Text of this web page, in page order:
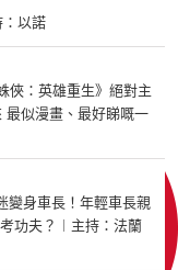
：以諾
俠：英雄重生》絕對主
最似漫畫、最好睇嘅一
變身車長！年輕車長親
功夫？︱主持：法蘭